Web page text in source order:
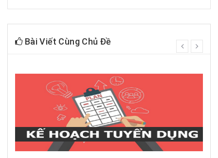
Bài Viết Cùng Chủ Đề
prev